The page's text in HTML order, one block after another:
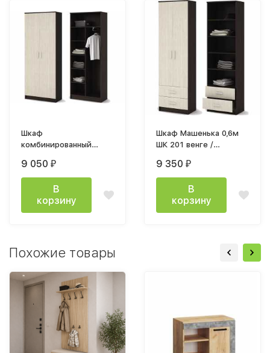
Шкаф
комбинированный
венге / белфорт
9 050 ₽
В
корзину
Шкаф Машенька 0,6м
ШК 201 венге /
9 350 ₽
В
корзину
Похожие товары